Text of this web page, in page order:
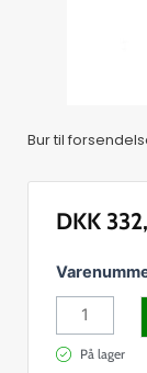
Bur til
DKK
100
antalPå lager